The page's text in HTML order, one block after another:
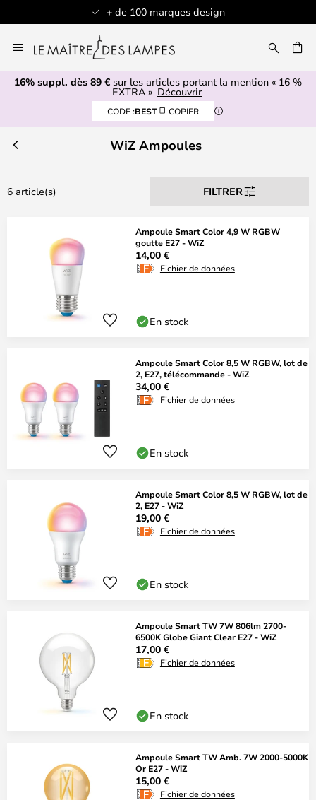
+ de 100 marques design
au
contenu
16% suppl. dès 89 € sur les articles portant la mention « 16 %
EXTRA » Découvrir
CODE :BEST COPIER
WiZ Ampoules
6 article(s) FILTRER
Ampoule Smart Color 4,9 W RGBW
goutte E27 - WiZ
14,00 €
Fichier de données
En stock
Ampoule Smart Color 8,5 W RGBW, lot de
2, E27, télécommande - WiZ
34,00 €
Fichier de données
En stock
Ampoule Smart Color 8,5 W RGBW, lot de
2, E27 - WiZ
19,00 €
Fichier de données
En stock
Ampoule Smart TW 7W 806lm 2700-
6500K Globe Giant Clear E27 - WiZ
17,00 €
Fichier de données
En stock
Ampoule Smart TW Amb. 7W 2000-5000K
Or E27 - WiZ
15,00 €
Fichier de données